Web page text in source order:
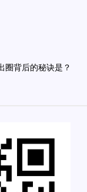
圈背后的秘诀是？